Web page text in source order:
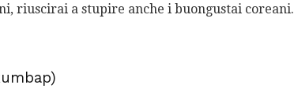
riuscirai a stupire anche i buongustai coreani.